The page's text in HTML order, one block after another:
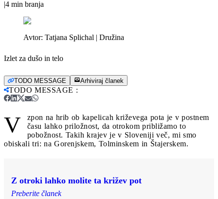
|4 min branja
Avtor: Tatjana Splichal | Družina
Izlet za dušo in telo
TODO MESSAGE Arhiviraj članek
TODO MESSAGE :
V
zpon na hrib ob kapelicah križevega pota je v postnem
času lahko priložnost, da otrokom približamo to
pobožnost. Takih krajev je v Sloveniji več, mi smo
obiskali tri: na Gorenjskem, Tolminskem in Štajerskem.
Z otroki lahko molite ta križev pot
Preberite članek